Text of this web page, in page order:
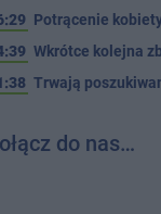
Potrącenie
Wkrótce kolejna
Trwają
do nas…